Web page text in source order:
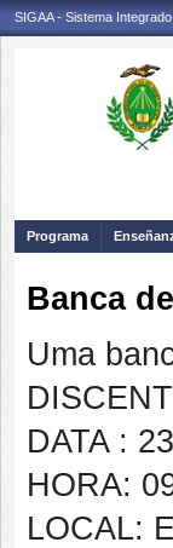
SIGAA - Sistema
Programa
Banca
Uma
DATA :
HORA:
LOCAL: